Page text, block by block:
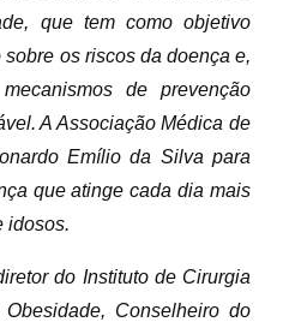
que tem como objetivo
os riscos da doença e,
de prevenção
A Associação Médica de
Emílio da Silva para
que atinge cada dia mais
idosos.
do Instituto de Cirurgia
Conselheiro do